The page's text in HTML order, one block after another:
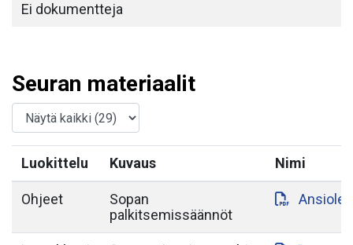
Ei dokumentteja
Seuran materiaalit
Luokittelu Kuvaus Nimi
Ohjeet
Sopan
palkitsemissäännöt